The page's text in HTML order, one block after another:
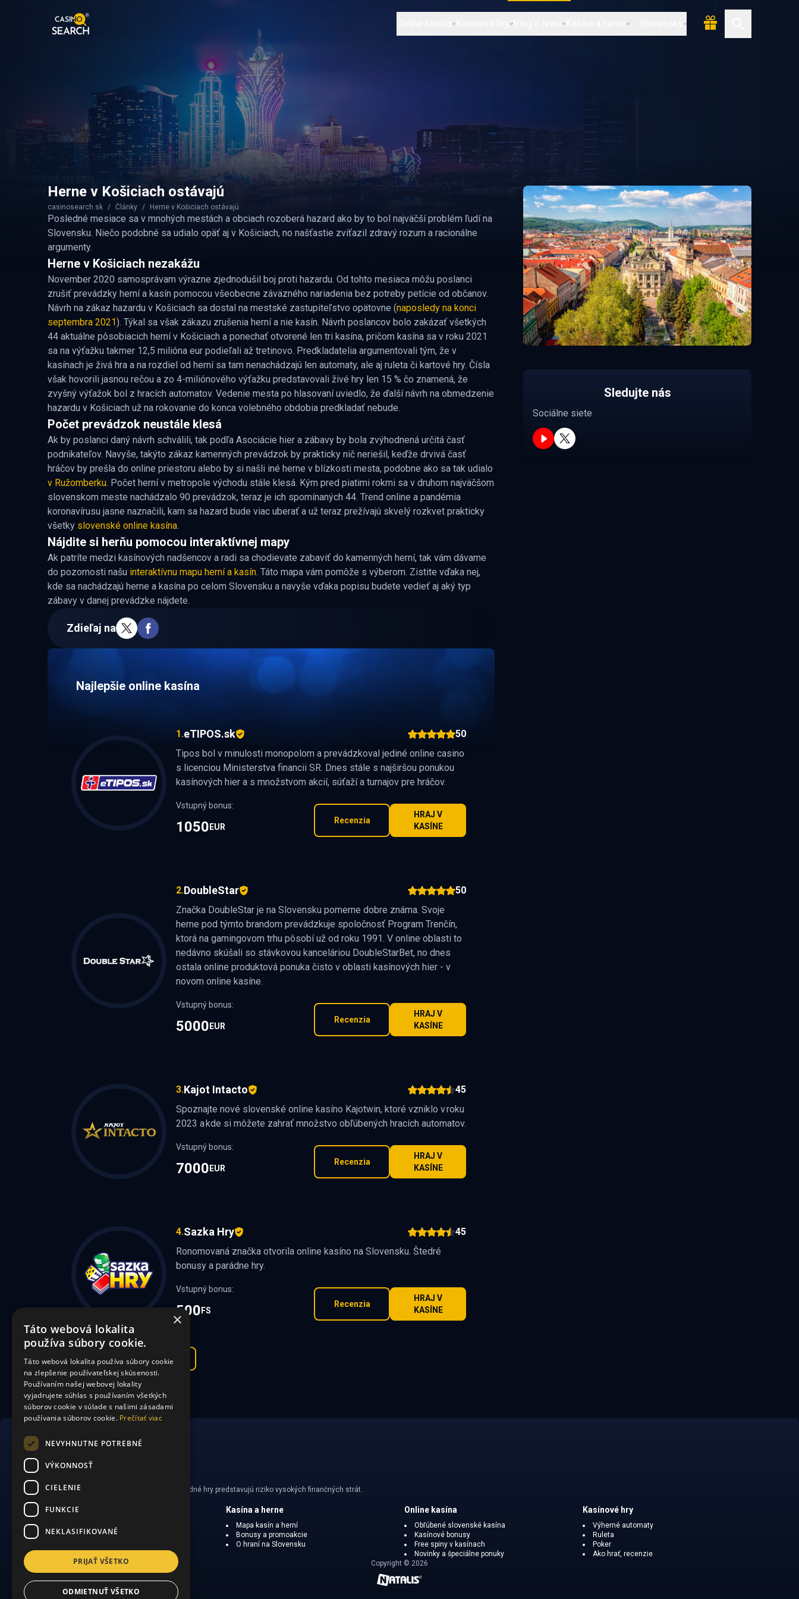
Herne v Košiciach ostávajú
casinosearch.sk Články Herne v Košiciach ostávajú
Posledné mesiace sa v mnohých mestách a obciach rozoberá hazard ako by to bol najväčší problém ľudí na
Slovensku. Niečo podobné sa udialo opäť aj v Košiciach, no našťastie zvíťazil zdravý rozum a racionálne
argumenty.
Herne v Košiciach nezakážu
November 2020 samosprávam výrazne zjednodušil boj proti hazardu. Od tohto mesiaca môžu poslanci
zrušiť prevádzky herní a kasín pomocou všeobecne záväzného nariadenia bez potreby petície od občanov.
Návrh na zákaz hazardu v Košiciach sa dostal na mestské zastupiteľstvo opätovne (naposledy na konci
septembra 2021). Týkal sa však zákazu zrušenia herní a nie kasín. Návrh poslancov bolo zakázať všetkých
44 aktuálne pôsobiacich herní v Košiciach a ponechať otvorené len tri kasína, pričom kasína sa v roku 2021
sa na výťažku takmer 12,5 milióna eur podieľali až tretinovo. Predkladatelia argumentovali tým, že v
kasínach je živá hra a na rozdiel od herní sa tam nenachádzajú len automaty, ale aj ruleta či kartové hry. Čísla
však hovorili jasnou rečou a zo 4-miliónového výťažku predstavovali živé hry len 15 % čo znamená, že
zvyšný výťažok bol z hracích automatov. Vedenie mesta po hlasovaní uviedlo, že ďalší návrh na obmedzenie
hazardu v Košiciach už na rokovanie do konca volebného obdobia predkladať nebude.
Počet prevádzok neustále klesá
Ak by poslanci daný návrh schválili, tak podľa Asociácie hier a zábavy by bola zvýhodnená určitá časť
podnikateľov. Navyše, takýto zákaz kamenných prevádzok by prakticky nič neriešil, keďže drvivá časť
hráčov by prešla do online priestoru alebo by si našli iné herne v blízkosti mesta, podobne ako sa tak udialo
v Ružomberku. Počet herní v metropole východu stále klesá. Kým pred piatimi rokmi sa v druhom najväčšom
slovenskom meste nachádzalo 90 prevádzok, teraz je ich spomínaných 44. Trend online a pandémia
koronavírusu jasne naznačili, kam sa hazard bude viac uberať a už teraz prežívajú skvelý rozkvet prakticky
všetky slovenské online kasína.
Nájdite si herňu pomocou interaktívnej mapy
Ak patríte medzi kasínových nadšencov a radi sa chodievate zabaviť do kamenných herní, tak vám dávame
do pozornosti našu interaktívnu mapu herní a kasín. Táto mapa vám pomôže s výberom. Zistite vďaka nej,
kde sa nachádzajú herne a kasína po celom Slovensku a navyše vďaka popisu budete vedieť aj aký typ
zábavy v danej prevádzke nájdete.
Zdieľaj na
Najlepšie online kasína
1.eTIPOS.sk 50
Vstupný bonus:
1050 EUR
Tipos bol v minulosti monopolom a prevádzkoval jediné online casino
s licenciou Ministerstva financii SR. Dnes stále s najširšou ponukou
kasínových hier a s množstvom akcií, súťaží a turnajov pre hráčov.
Recenzia
HRAJ V
KASÍNE
2.DoubleStar 50
Vstupný bonus:
5000 EUR
Značka DoubleStar je na Slovensku pomerne dobre známa. Svoje
herne pod týmto brandom prevádzkuje spoločnosť Program Trenčín,
ktorá na gamingovom trhu pôsobí už od roku 1991. V online oblasti to
nedávno skúšali so stávkovou kanceláriou DoubleStarBet, no dnes
ostala online produktová ponuka čisto v oblasti kasínových hier - v
novom online kasíne.
Recenzia
HRAJ V
KASÍNE
3.Kajot Intacto 45
Vstupný bonus:
7000 EUR
Spoznajte nové slovenské online kasíno Kajotwin, ktoré vzniklo v roku
2023 a kde si môžete zahrať množstvo obľúbených hracích automatov.
Recenzia
HRAJ V
KASÍNE
4.Sazka Hry 45
Vstupný bonus:
500 FS
Ronomovaná značka otvorila online kasíno na Slovensku. Štedré
bonusy a parádne hry.
Recenzia
HRAJ V
KASÍNE
Zobraziť všetky kasína
Sledujte nás
Sociálne siete
Hrajte zodpovedne. Hazardné hry predstavujú riziko vysokých finančných strát.
CasinoSearch
Zodpovedné hranie
Kasína a herne
Mapa kasín a herní
Bonusy a promoakcie
O hraní na Slovensku
Online kasína
Obľúbené slovenské kasína
Kasínové bonusy
Free spiny v kasínach
Novinky a špeciálne ponuky
Kasínové hry
Výherné automaty
Ruleta
Poker
Ako hrať, recenzie
Copyright © 2026
POZOR, TIPOS Jackpot - Zlatý v kasíne eTIPOS.sk čoskoro
padne!
121559 €
Neváhaj a hraj o jackpot.
HRAJ V KASÍNE
×
Táto webová lokalita
používa súbory cookie.
Táto webová lokalita používa súbory cookie
na zlepšenie používateľskej skúsenosti.
Používaním našej webovej lokality
vyjadrujete súhlas s používaním všetkých
súborov cookie v súlade s našimi zásadami
používania súborov cookie. Prečítať viac
NEVYHNUTNE POTREBNÉ
VÝKONNOSŤ
CIELENIE
FUNKCIE
NEKLASIFIKOVANÉ
PRIJAŤ VŠETKO
ODMIETNUŤ VŠETKO